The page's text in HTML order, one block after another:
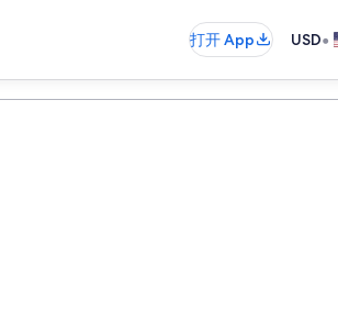
打开 App USD•